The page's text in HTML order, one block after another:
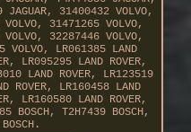
31400432 VOLVO,
31471265 VOLVO,
32287446 VOLVO,
VOLVO, LR061385 LAND
LR095295 LAND ROVER,
LAND ROVER, LR123519
ROVER, LR160458 LAND
LR160580 LAND ROVER,
BOSCH, T2H7439 BOSCH,